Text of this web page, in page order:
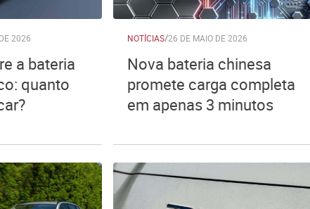
2026
a bateria
quanto
NOTÍCIAS/26 DE MAIO DE 2026
Nova bateria chinesa
promete carga completa
em apenas 3 minutos